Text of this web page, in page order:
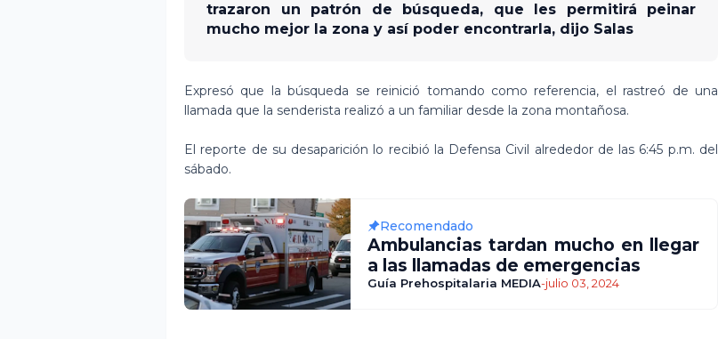
trazaron un patrón de búsqueda, que les permitirá peinar
mucho mejor la zona y así poder encontrarla, dijo Salas
Expresó que la búsqueda se reinició tomando como referencia, el rastreó de una
llamada que la senderista realizó a un familiar desde la zona montañosa.
El reporte de su desaparición lo recibió la Defensa Civil alrededor de las 6:45 p.m. del
sábado.
Recomendado
Ambulancias tardan mucho en llegar
a las llamadas de emergencias
Guía Prehospitalaria MEDIA-julio 03, 2024